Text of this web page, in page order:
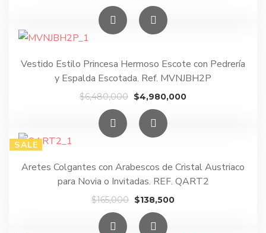
precio
original
era:
Vestido Estilo Princesa Hermoso Escote con Pedrería
y Espalda Escotada. Ref. MVNJBH2P
$6,480,000 El
precio
original
era:
$4,980,000El
SALE
Aretes Colgantes con Arabescos de Cristal Austriaco
para Novia o Invitadas. REF. QART2
$165,000 El
precio
original
$138,500El